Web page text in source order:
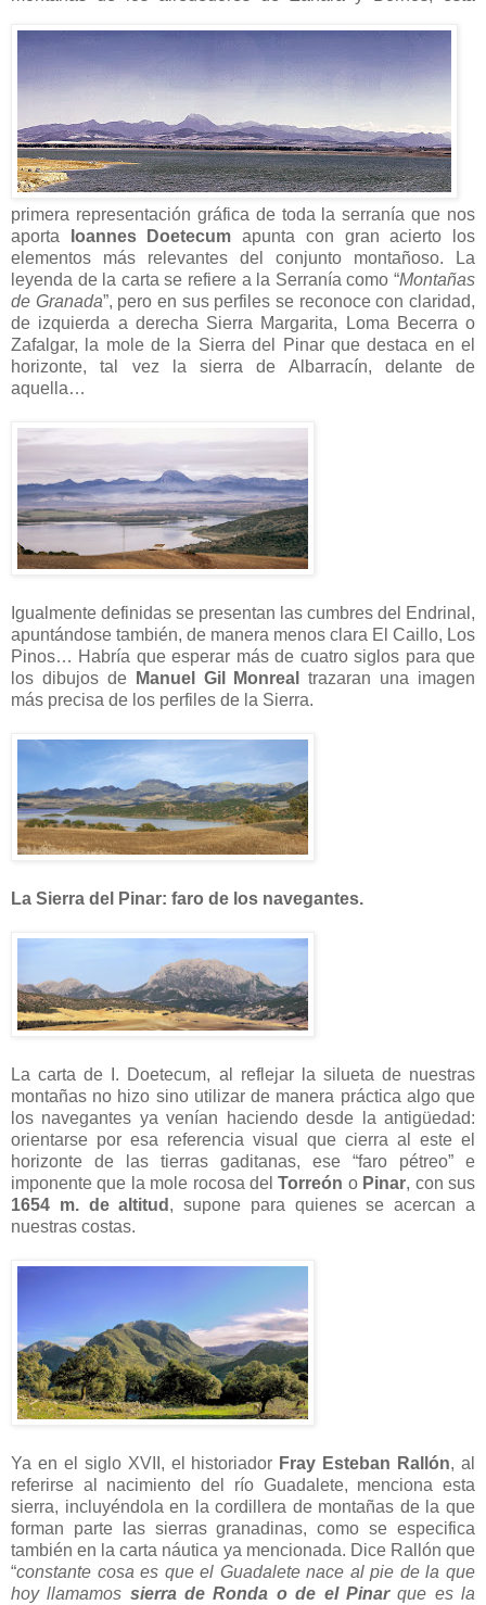
primera representación gráfica de toda la serranía que nos
aporta
Ioannes Doetecum apunta con gran acierto los
elementos más relevantes del conjunto montañoso. La
leyenda de la carta se refiere a la Serranía como “Montañas
de Granada”, pero en sus perfiles se reconoce con claridad,
de izquierda a derecha Sierra Margarita, Loma Becerra o
Zafalgar, la mole de la Sierra del Pinar que destaca en el
horizonte, tal vez la sierra de Albarracín, delante de
aquella…
Igualmente definidas se presentan las cumbres del Endrinal,
apuntándose también, de manera menos clara El Caillo, Los
Pinos… Habría que esperar más de cuatro siglos para que
los dibujos de
Manuel Gil Monreal
trazaran una imagen
más precisa de los perfiles de la Sierra.
La Sierra del Pinar: faro de los navegantes.
La carta de I. Doetecum, al reflejar la silueta de nuestras
montañas no hizo sino utilizar de manera práctica algo que
los navegantes ya venían haciendo desde la antigüedad:
orientarse por esa referencia visual que cierra al este el
horizonte de las tierras gaditanas, ese “faro pétreo” e
imponente que la mole rocosa delTorreón o Pinar, con sus
1654 m. de altitud , supone para quienes se acercan a
nuestras costas.
Ya en el siglo XVII, el historiador Fray Esteban Rallón, al
referirse al nacimiento del río Guadalete, menciona esta
sierra, incluyéndola en la cordillera de montañas de la que
forman parte las sierras granadinas, como se especifica
también en la carta náutica ya mencionada. Dice Rallón que
“constante cosa es que el Guadalete nace al pie de la que
hoy llamamos sierra de Ronda o de el Pinarque es la